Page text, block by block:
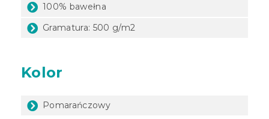
100% bawełna
Gramatura: 500 g/m2
Kolor
Pomarańczowy